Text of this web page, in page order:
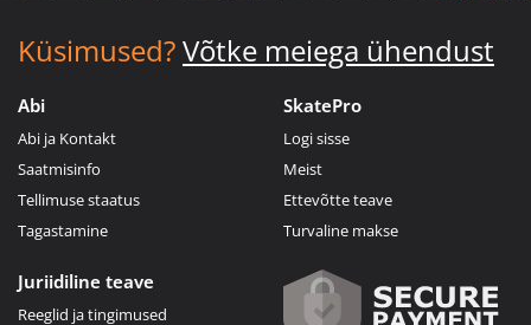
Küsimused?Võtke meiega ühendust
Abi
Abi ja Kontakt
Saatmisinfo
Tellimuse staatus
Tagastamine
SkatePro
Logi sisse
Meist
Ettevõtte teave
Turvaline makse
Juriidiline teave
Reeglid ja tingimused